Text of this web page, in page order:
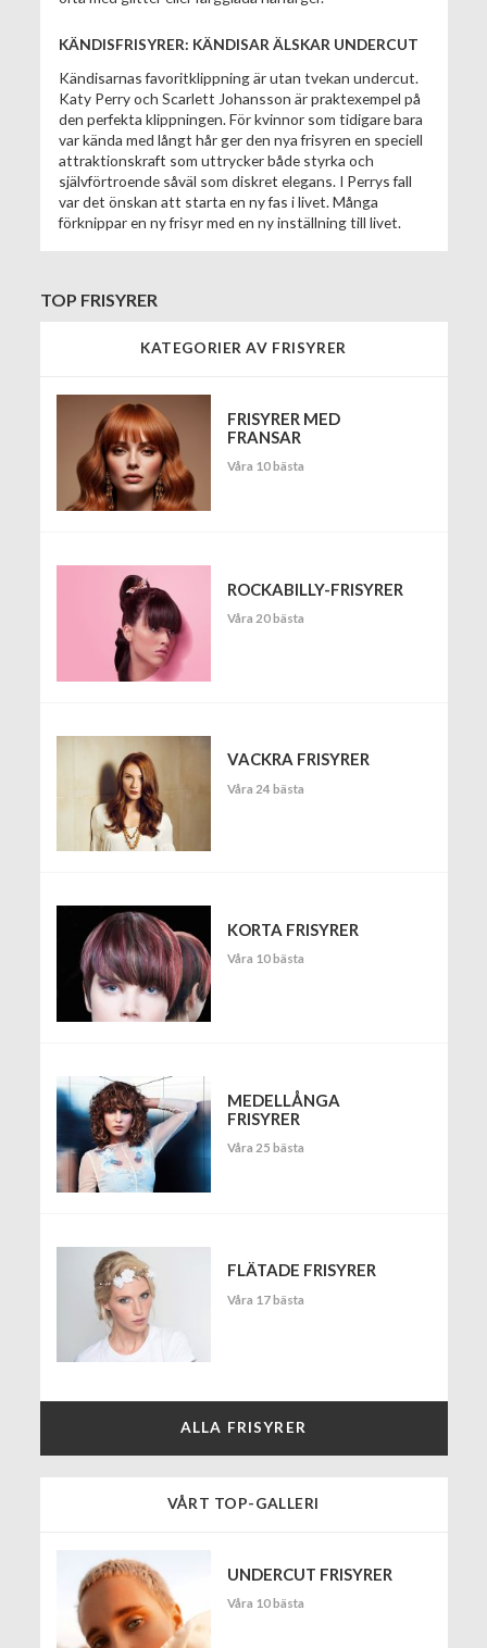
KÄNDISFRISYRER: KÄNDISAR ÄLSKAR UNDERCUT
Kändisarnas favoritklippning är utan tvekan undercut.
Katy Perry och Scarlett Johansson är praktexempel på
den perfekta klippningen. För kvinnor som tidigare bara
var kända med långt hår ger den nya frisyren en speciell
attraktionskraft som uttrycker både styrka och
självförtroende såväl som diskret elegans. I Perrys fall
var det önskan att starta en ny fas i livet. Många
förknippar en ny frisyr med en ny inställning till livet.
TOP FRISYRER
KATEGORIER AV FRISYRER
FRISYRER MED
FRANSAR
Våra 10 bästa
ROCKABILLY-FRISYRER
Våra 20 bästa
VACKRA FRISYRER
Våra 24 bästa
KORTA FRISYRER
Våra 10 bästa
MEDELLÅNGA
FRISYRER
Våra 25 bästa
FLÄTADE FRISYRER
Våra 17 bästa
ALLA FRISYRER
VÅRT TOP-GALLERI
UNDERCUT FRISYRER
Våra 10 bästa